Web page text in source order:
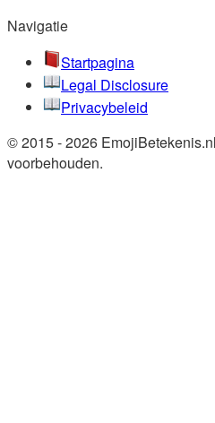
Navigatie
Startpagina
Legal Disclosure
Privacybeleid
© 2015 - 2026
voorbehouden.